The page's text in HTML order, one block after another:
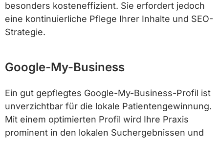
besonders kosteneffizient. Sie erfordert jedoch
eine kontinuierliche Pflege Ihrer Inhalte und SEO-
Strategie.
Google-My-Business
Ein gut gepflegtes Google-My-Business-Profil ist
unverzichtbar für die lokale Patientengewinnung.
Mit einem optimierten Profil wird Ihre Praxis
prominent in den lokalen Suchergebnissen und